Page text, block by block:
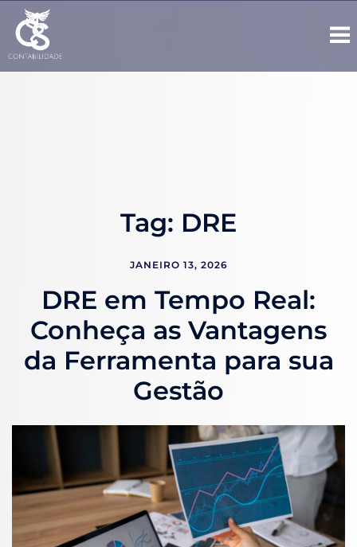
Tag: DRE
JANEIRO 13, 2026
DRE em Tempo Real:
Conheça as Vantagens
da Ferramenta para sua
Gestão